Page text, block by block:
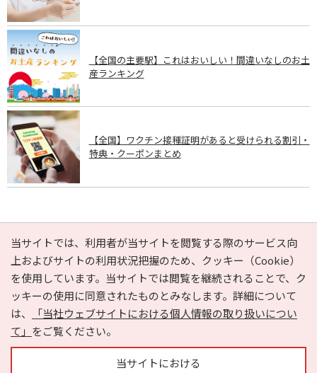
【全国の主要駅】これはおいしい！間違いなしのお土
産ランキング
【全国】ワクチン接種証明があると受けられる割引・
特典・クーポンまとめ
PAGE TOP
当サイトでは、利用者が当サイトを閲覧する際のサービス向
上およびサイトの利用状況把握のため、クッキー（Cookie）
を使用しています。当サイトでは閲覧を継続されることで、ク
ッキーの使用に同意されたものとみなします。詳細について
は、
「当社ウェブサイトにおける個人情報の取り扱いについ
て」 をご覧ください。
当サイトにおける
e-NAVITA（イーナビタ）とは？ お気に入り
ヘルプ
利用規約
個人情報の取り扱いについて
運営会社
サイトマップ
広告掲載に関するお問い合わせ